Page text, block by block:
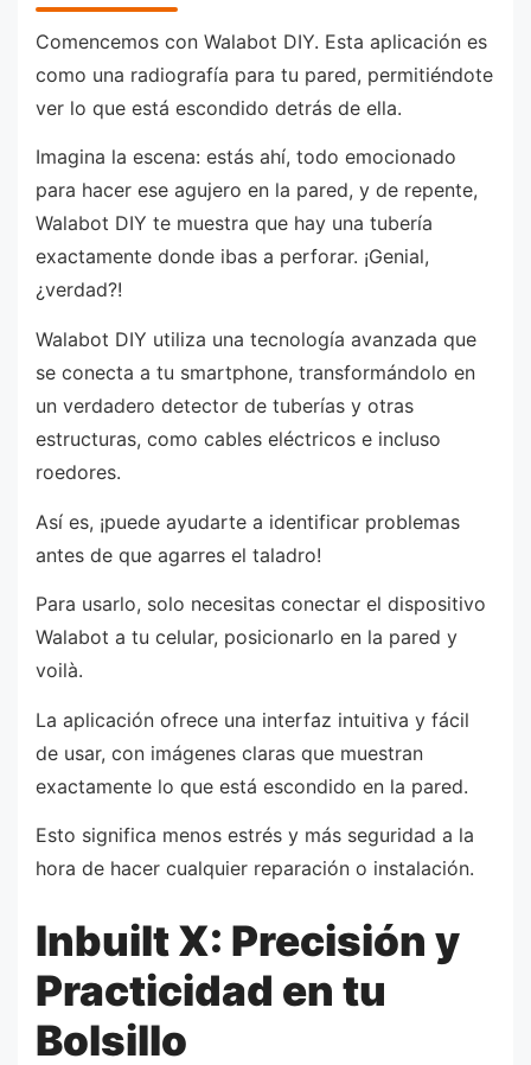
Comencemos con Walabot DIY. Esta aplicación es
como una radiografía para tu pared, permitiéndote
ver lo que está escondido detrás de ella.
Imagina la escena: estás ahí, todo emocionado
para hacer ese agujero en la pared, y de repente,
Walabot DIY te muestra que hay una tubería
exactamente donde ibas a perforar. ¡Genial,
¿verdad?!
Walabot DIY utiliza una tecnología avanzada que
se conecta a tu smartphone, transformándolo en
un verdadero detector de tuberías y otras
estructuras, como cables eléctricos e incluso
roedores.
Así es, ¡puede ayudarte a identificar problemas
antes de que agarres el taladro!
Para usarlo, solo necesitas conectar el dispositivo
Walabot a tu celular, posicionarlo en la pared y
voilà.
La aplicación ofrece una interfaz intuitiva y fácil
de usar, con imágenes claras que muestran
exactamente lo que está escondido en la pared.
Esto significa menos estrés y más seguridad a la
hora de hacer cualquier reparación o instalación.
Inbuilt X: Precisión y
Practicidad en tu
Bolsillo